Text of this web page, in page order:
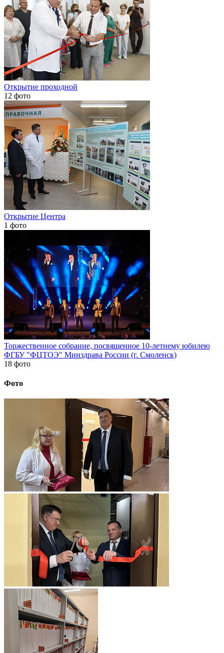
Открытие проходной
12 фото
Открытие Центра
1 фото
Торжественное собрание, посвященное 10-летнему юбилею
ФГБУ "ФЦТОЭ" Минздрава России (г. Смоленск)
18 фото
Фото